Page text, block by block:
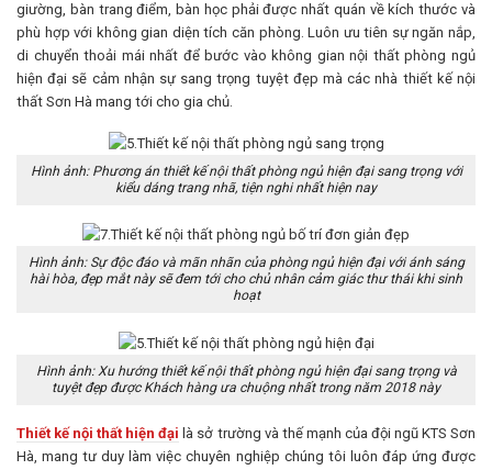
giường, bàn trang điểm, bàn học phải được nhất quán về kích thước và
phù hợp với không gian diện tích căn phòng. Luôn ưu tiên sự ngăn nắp,
di chuyển thoải mái nhất để bước vào không gian nội thất phòng ngủ
hiện đại sẽ cảm nhận sự sang trọng tuyệt đẹp mà các nhà thiết kế nội
thất Sơn Hà mang tới cho gia chủ.
Hình ảnh: Phương án thiết kế nội thất phòng ngủ hiện đại sang trọng với
kiểu dáng trang nhã, tiện nghi nhất hiện nay
Hình ảnh: Sự độc đáo và mãn nhãn của phòng ngủ hiện đại với ánh sáng
hài hòa, đẹp mắt này sẽ đem tới cho chủ nhân cảm giác thư thái khi sinh
hoạt
Hình ảnh: Xu hướng thiết kế nội thất phòng ngủ hiện đại sang trọng và
tuyệt đẹp được Khách hàng ưa chuộng nhất trong năm 2018 này
Thiết kế nội thất hiện đại là sở trường và thế mạnh của đội ngũ KTS Sơn
Hà, mang tư duy làm việc chuyên nghiệp chúng tôi luôn đáp ứng được